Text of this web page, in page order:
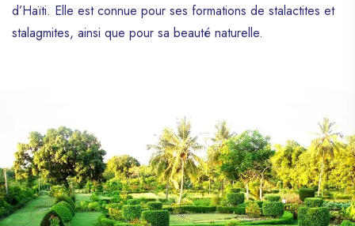
d’Haïti. Elle est connue pour ses formations de stalactites et
stalagmites, ainsi que pour sa beauté naturelle.